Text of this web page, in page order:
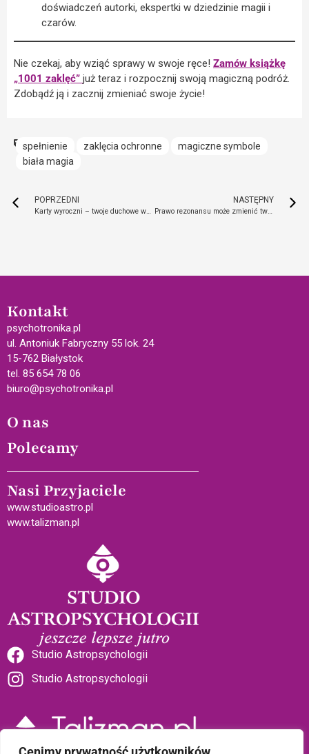
doświadczeń autorki, ekspertki w dziedzinie magii i
czarów.
Nie czekaj, aby wziąć sprawy w swoje ręce! Zamów książkę
„1001 zaklęć” już teraz i rozpocznij swoją magiczną podróż.
Zdobądź ją i zacznij zmieniać swoje życie!
spełnienie zaklęcia ochronne
magiczne symbole
biała magia
POPRZEDNI
Karty wyroczni – twoje duchowe wsparcie w codziennych wyzwaniach
NASTĘPNY
Prawo rezonansu może zmienić twoje życie
Kontakt
psychotronika.pl
ul. Antoniuk Fabryczny 55 lok. 24
15-762 Białystok
tel. 85 654 78 06
biuro@psychotronika.pl
O nas
Polecamy
Nasi Przyjaciele
www.studioastro.pl
www.talizman.pl
Studio Astropsychologii
Studio Astropsychologii